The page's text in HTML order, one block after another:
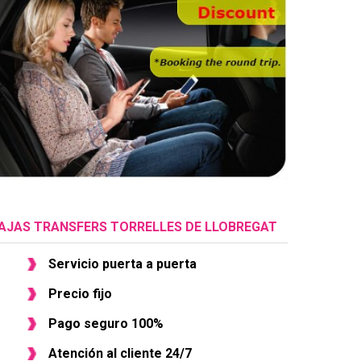
TRANSFERS TORRELLES DE LLOBREGAT
Servicio puerta a puerta
Precio fijo
Pago seguro 100%
Atención al cliente 24/7